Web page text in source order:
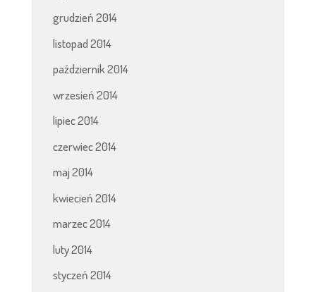
grudzień 2014
listopad 2014
październik 2014
wrzesień 2014
lipiec 2014
czerwiec 2014
maj 2014
kwiecień 2014
marzec 2014
luty 2014
styczeń 2014